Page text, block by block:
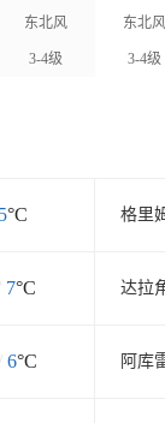
东北风
3-4级
东北
3-4级
5°C 格里
7°C 达拉
/ 6°C 阿库